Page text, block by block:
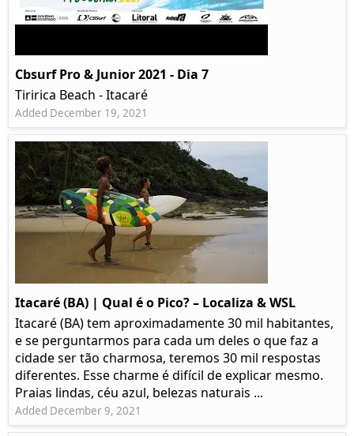
Cbsurf Pro & Junior 2021 - Dia 7
Tiririca Beach - Itacaré
Added December 19, 2021
Itacaré (BA) | Qual é o Pico? – Localiza & WSL​​
Itacaré (BA) tem aproximadamente 30 mil habitantes,
e se perguntarmos para cada um deles o que faz a
cidade ser tão charmosa, teremos 30 mil respostas
diferentes. Esse charme é difícil de explicar mesmo.
Praias lindas, céu azul, belezas naturais ...
Added December 9, 2021